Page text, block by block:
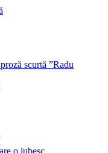
scurtă ”Radu